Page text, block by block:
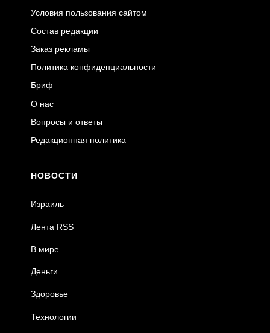
Условия пользования сайтом
Состав редакции
Заказ рекламы
Политика конфиденциальности
Бриф
О нас
Вопросы и ответы
Редакционная политика
НОВОСТИ
Израиль
Лента RSS
В мире
Деньги
Здоровье
Технологии